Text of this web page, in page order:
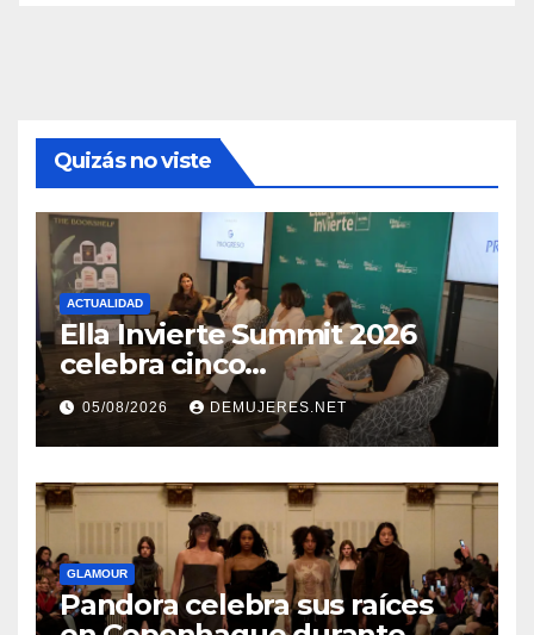
Quizás no viste
ACTUALIDAD
Ella Invierte Summit 2026
celebra cinco
añosimpulsando a las
mujeres a construir su
independencia financiera
05/08/2026 DEMUJERES.NET
GLAMOUR
Pandora celebra sus raíces